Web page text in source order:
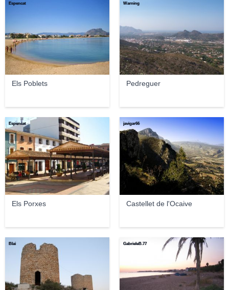
Els Poblets
Espencat
Pedreguer
Warning
Els Porxes
Espencat
Castellet de l'Ocaive
javigar66
Blai GabrieleB.77